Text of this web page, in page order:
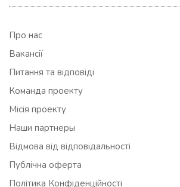
Про нас
Вакансії
Питання та відповіді
Команда проекту
Місія проекту
Наши партнеры
Відмова від відповідальності
Публічна оферта
Політика Конфіденційності